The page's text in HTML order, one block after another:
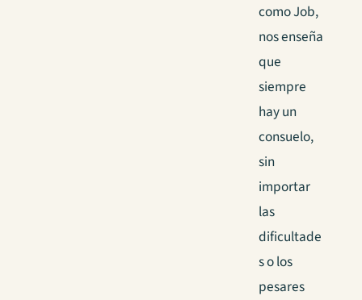
como Job,
nos enseña
que
siempre
hay un
consuelo,
sin
importar
las
dificultade
s o los
pesares